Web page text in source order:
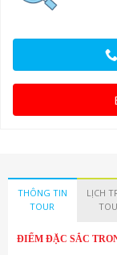
THÔNG TIN
TOUR
LỊCH
ĐIỂM ĐẶC SẮC